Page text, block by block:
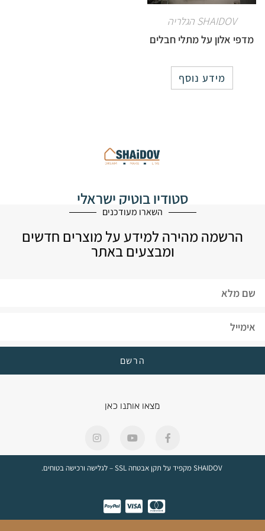
SHAIDOV הגלריה
מדפי אלון על מתלי חבלים
מידע נוסף
סטודיו בוטיק ישראלי
לעיצוב הבית
השארו מעודכנים
הרשמה מהירה למידע על מוצרים חדשים
ומבצעים באתר
הרשם
מצאו אותנו כאן
SHAIDOV מקפיד על תקן אבטחה SSL – לגלישה ורכישה בטוחים.